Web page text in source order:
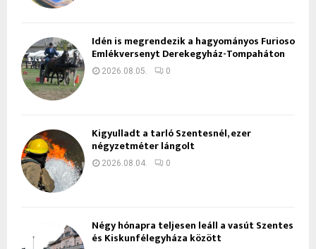
Idén is megrendezik a hagyományos Furioso
Emlékversenyt Derekegyház-Tompaháton
2026.08.05. 0
Kigyulladt a tarló Szentesnél, ezer
négyzetméter lángolt
2026.08.04. 0
Négy hónapra teljesen leáll a vasút Szentes
és Kiskunfélegyháza között